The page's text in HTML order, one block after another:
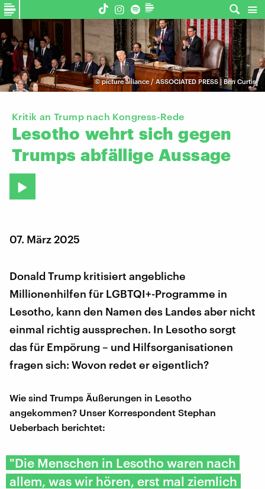
©picture alliance / ASSOCIATED PRESS | Ben Curtis
Kritik an Trump nach Kongress-Rede
Lesotho wehrt sich gegen
Trumps abfällige Aussage
07. März 2025
Donald Trump kritisiert angebliche
Millionenhilfen für LGBTQI+-Programme in
Lesotho, kann den Namen des Landes aber nicht
einmal richtig aussprechen. In Lesotho sorgt
das für Empörung – und Hilfsorganisationen
fragen sich: Wovon redet er eigentlich?
Wie sind Trumps Äußerungen in Lesotho
angekommen? Unser Korrespondent Stephan
Ueberbach berichtet:
"Die Menschen in Lesotho waren nach
allem, was wir hören, erst mal ziemlich